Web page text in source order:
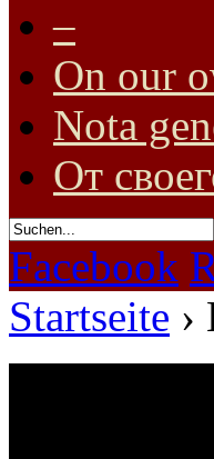
–
On our
Nota
От
Facebook
Startseite ›